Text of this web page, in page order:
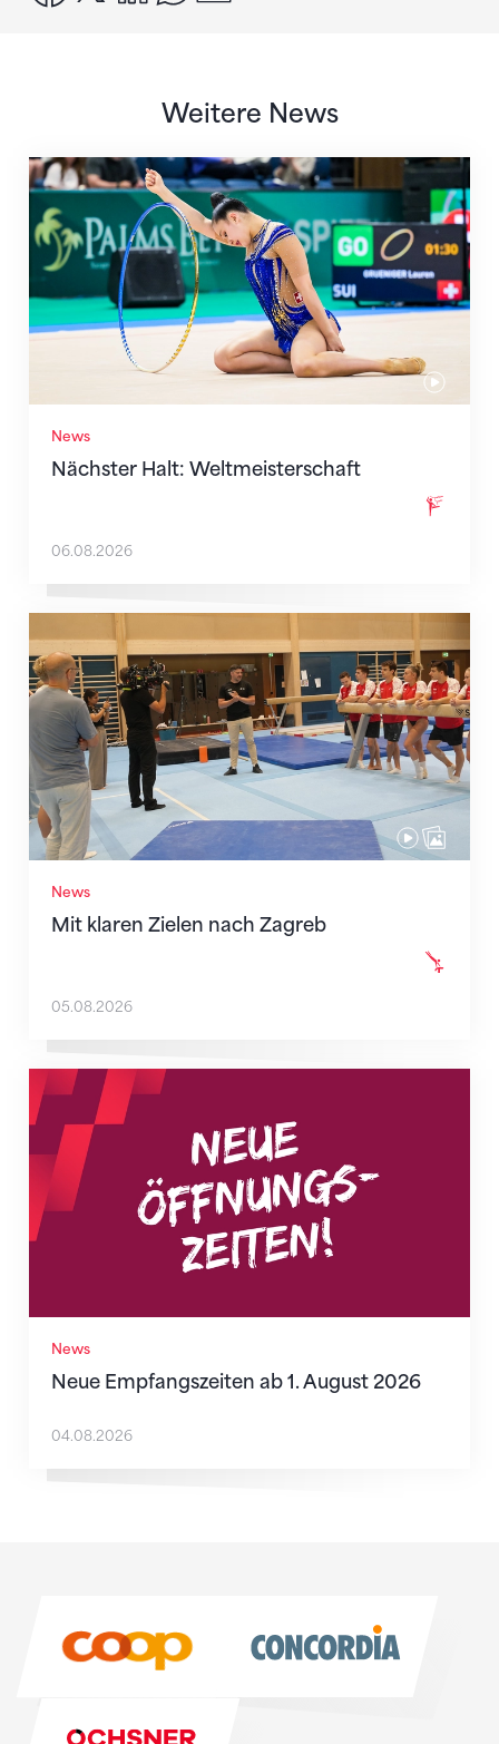
Weitere News
News
Nächster Halt: Weltmeisterschaft
Nächster Halt: Weltmeisterschaft
06.08.2026
News
Mit klaren Zielen nach Zagreb
Mit klaren Zielen nach Zagreb
05.08.2026
News
Neue Empfangszeiten ab 1. August 2026
Neue Empfangszeiten ab 1. August 2026
04.08.2026